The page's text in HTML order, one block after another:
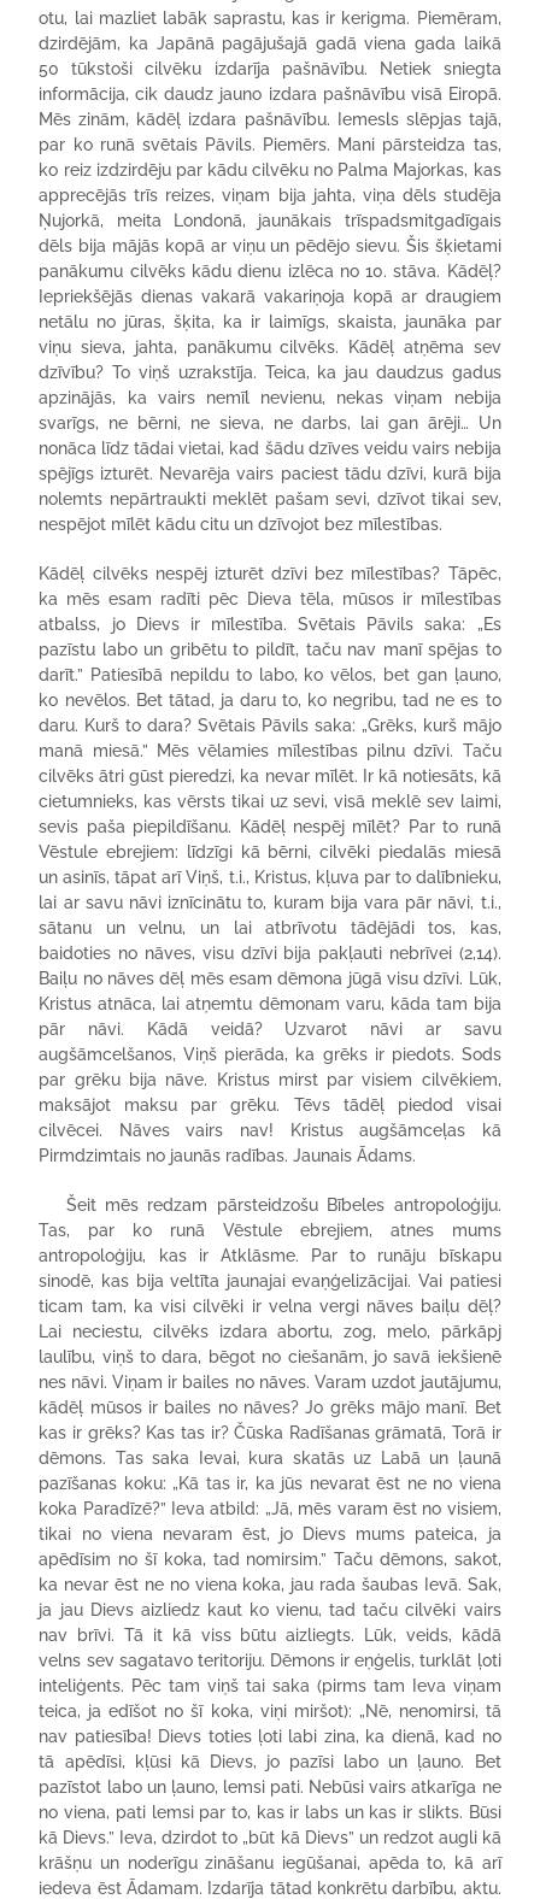
otu, lai mazliet labāk saprastu, kas ir kerigma. Piemēram,
dzirdējām, ka Japānā pagājušajā gadā viena gada laikā
50 tūkstoši cilvēku izdarīja pašnāvību. Netiek sniegta
informācija, cik daudz jauno izdara pašnāvību visā Eiropā.
Mēs zinām, kādēļ izdara pašnāvību. Iemesls slēpjas tajā,
par ko runā svētais Pāvils. Piemērs. Mani pārsteidza tas,
ko reiz izdzirdēju par kādu cilvēku no Palma Majorkas, kas
apprecējās trīs reizes, viņam bija jahta, viņa dēls studēja
Ņujorkā, meita Londonā, jaunākais trīspadsmitgadīgais
dēls bija mājās kopā ar viņu un pēdējo sievu. Šis šķietami
panākumu cilvēks kādu dienu izlēca no 10. stāva. Kādēļ?
Iepriekšējās dienas vakarā vakariņoja kopā ar draugiem
netālu no jūras, šķita, ka ir laimīgs, skaista, jaunāka par
viņu sieva, jahta, panākumu cilvēks. Kādēļ atņēma sev
dzīvību? To viņš uzrakstīja. Teica, ka jau daudzus gadus
apzinājās, ka vairs nemīl nevienu, nekas viņam nebija
svarīgs, ne bērni, ne sieva, ne darbs, lai gan ārēji… Un
nonāca līdz tādai vietai, kad šādu dzīves veidu vairs nebija
spējīgs izturēt. Nevarēja vairs paciest tādu dzīvi, kurā bija
nolemts nepārtraukti meklēt pašam sevi, dzīvot tikai sev,
nespējot mīlēt kādu citu un dzīvojot bez mīlestības.
Kādēļ cilvēks nespēj izturēt dzīvi bez mīlestības? Tāpēc,
ka mēs esam radīti pēc Dieva tēla, mūsos ir mīlestības
atbalss, jo Dievs ir mīlestība. Svētais Pāvils saka: „Es
pazīstu labo un gribētu to pildīt, taču nav manī spējas to
darīt.” Patiesībā nepildu to labo, ko vēlos, bet gan ļauno,
ko nevēlos. Bet tātad, ja daru to, ko negribu, tad ne es to
daru. Kurš to dara? Svētais Pāvils saka: „Grēks, kurš mājo
manā miesā.” Mēs vēlamies mīlestības pilnu dzīvi. Taču
cilvēks ātri gūst pieredzi, ka nevar mīlēt. Ir kā notiesāts, kā
cietumnieks, kas vērsts tikai uz sevi, visā meklē sev laimi,
sevis paša piepildīšanu. Kādēļ nespēj mīlēt? Par to runā
Vēstule ebrejiem: līdzīgi kā bērni, cilvēki piedalās miesā
un asinīs, tāpat arī Viņš, t.i., Kristus, kļuva par to dalībnieku,
lai ar savu nāvi iznīcinātu to, kuram bija vara pār nāvi, t.i.,
sātanu un velnu, un lai atbrīvotu tādējādi tos, kas,
baidoties no nāves, visu dzīvi bija pakļauti nebrīvei (2,14).
Baiļu no nāves dēļ mēs esam dēmona jūgā visu dzīvi. Lūk,
Kristus atnāca, lai atņemtu dēmonam varu, kāda tam bija
pār nāvi. Kādā veidā? Uzvarot nāvi ar savu
augšāmcelšanos, Viņš pierāda, ka grēks ir piedots. Sods
par grēku bija nāve. Kristus mirst par visiem cilvēkiem,
maksājot maksu par grēku. Tēvs tādēļ piedod visai
cilvēcei. Nāves vairs nav! Kristus augšāmceļas kā
Pirmdzimtais no jaunās radības. Jaunais Ādams.
Šeit mēs redzam pārsteidzošu Bībeles antropoloģiju.
Tas, par ko runā Vēstule ebrejiem, atnes mums
antropoloģiju, kas ir Atklāsme. Par to runāju bīskapu
sinodē, kas bija veltīta jaunajai evaņģelizācijai. Vai patiesi
ticam tam, ka visi cilvēki ir velna vergi nāves baiļu dēļ?
Lai neciestu, cilvēks izdara abortu, zog, melo, pārkāpj
laulību, viņš to dara, bēgot no ciešanām, jo savā iekšienē
nes nāvi. Viņam ir bailes no nāves. Varam uzdot jautājumu,
kādēļ mūsos ir bailes no nāves? Jo grēks mājo manī. Bet
kas ir grēks? Kas tas ir? Čūska Radīšanas grāmatā, Torā ir
dēmons. Tas saka Ievai, kura skatās uz Labā un ļaunā
pazīšanas koku: „Kā tas ir, ka jūs nevarat ēst ne no viena
koka Paradīzē?” Ieva atbild: „Jā, mēs varam ēst no visiem,
tikai no viena nevaram ēst, jo Dievs mums pateica, ja
apēdīsim no šī koka, tad nomirsim.” Taču dēmons, sakot,
ka nevar ēst ne no viena koka, jau rada šaubas Ievā. Sak,
ja jau Dievs aizliedz kaut ko vienu, tad taču cilvēki vairs
nav brīvi. Tā it kā viss būtu aizliegts. Lūk, veids, kādā
velns sev sagatavo teritoriju. Dēmons ir eņģelis, turklāt ļoti
inteliģents. Pēc tam viņš tai saka (pirms tam Ieva viņam
teica, ja edīšot no šī koka, viņi miršot): „Nē, nenomirsi, tā
nav patiesība! Dievs toties ļoti labi zina, ka dienā, kad no
tā apēdīsi, kļūsi kā Dievs, jo pazīsi labo un ļauno. Bet
pazīstot labo un ļauno, lemsi pati. Nebūsi vairs atkarīga ne
no viena, pati lemsi par to, kas ir labs un kas ir slikts. Būsi
kā Dievs.” Ieva, dzirdot to „būt kā Dievs” un redzot augli kā
krāšņu un noderīgu zināšanu iegūšanai, apēda to, kā arī
iedeva ēst Ādamam. Izdarīja tātad konkrētu darbību, aktu.